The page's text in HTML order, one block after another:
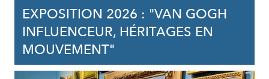
EXPOSITION 2026 : "VAN GOGH
INFLUENCEUR, HÉRITAGES EN
MOUVEMENT"